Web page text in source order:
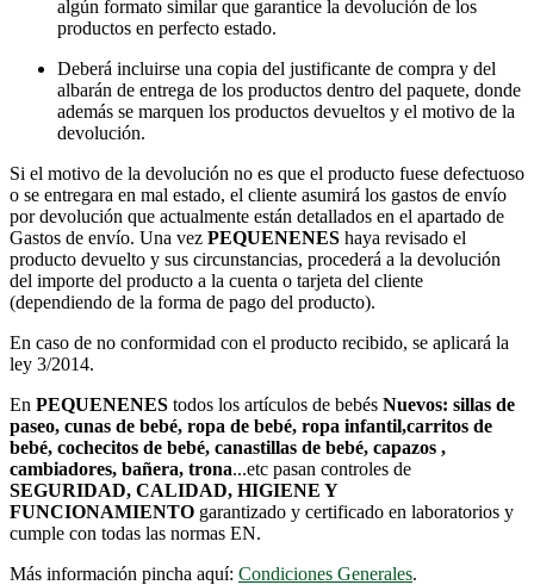
algún formato similar que garantice la devolución de los
productos en perfecto estado.
Deberá incluirse una copia del justificante de compra y del
albarán de entrega de los productos dentro del paquete, donde
además se marquen los productos devueltos y el motivo de la
devolución.
Si el motivo de la devolución no es que el producto fuese defectuoso
o se entregara en mal estado, el cliente asumirá los gastos de envío
por devolución que actualmente están detallados en el apartado de
Gastos de envío. Una vez PEQUENENES haya revisado el
producto devuelto y sus circunstancias, procederá a la devolución
del importe del producto a la cuenta o tarjeta del cliente
(dependiendo de la forma de pago del producto).
En caso de no conformidad con el producto recibido, se aplicará la
ley 3/2014.
En PEQUENENES todos los artículos de bebés Nuevos: sillas de
paseo, cunas de bebé, ropa de bebé, ropa infantil,carritos de
bebé, cochecitos de bebé, canastillas de bebé, capazos ,
cambiadores, bañera, trona...etc pasan controles de
SEGURIDAD, CALIDAD, HIGIENE Y
FUNCIONAMIENTO garantizado y certificado en laboratorios y
cumple con todas las normas EN.
Más información pincha aquí: Condiciones Generales.